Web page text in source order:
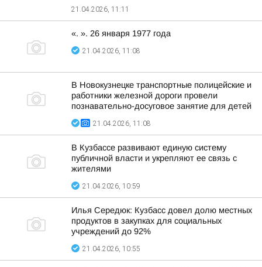
21.04.2026, 11:11
«. ». 26 января 1977 года
21.04.2026, 11:08
В Новокузнецке транспортные полицейские и
работники железной дороги провели
познавательно-досуговое занятие для детей
21.04.2026, 11:08
В Кузбассе развивают единую систему
публичной власти и укрепляют ее связь с
жителями
21.04.2026, 10:59
Илья Середюк: Кузбасс довел долю местных
продуктов в закупках для социальных
учреждений до 92%
21.04.2026, 10:55